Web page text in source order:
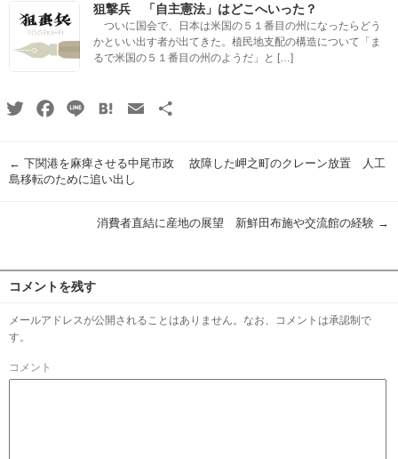
狙撃兵 「自主憲法」はどこへいった？
ついに国会で、日本は米国の５１番目の州になったらどう
かといい出す者が出てきた。植民地支配の構造について「ま
るで米国の５１番目の州のようだ」と […]
TwitterFacebook
Line HatenaEmail
← 下関港を麻痺させる中尾市政 故障した岬之町のクレーン放置 人工
島移転のために追い出し
消費者直結に産地の展望 新鮮田布施や交流館の経験 →
コメントを残す
メールアドレスが公開されることはありません。なお、コメントは承認制で
す。
コメント